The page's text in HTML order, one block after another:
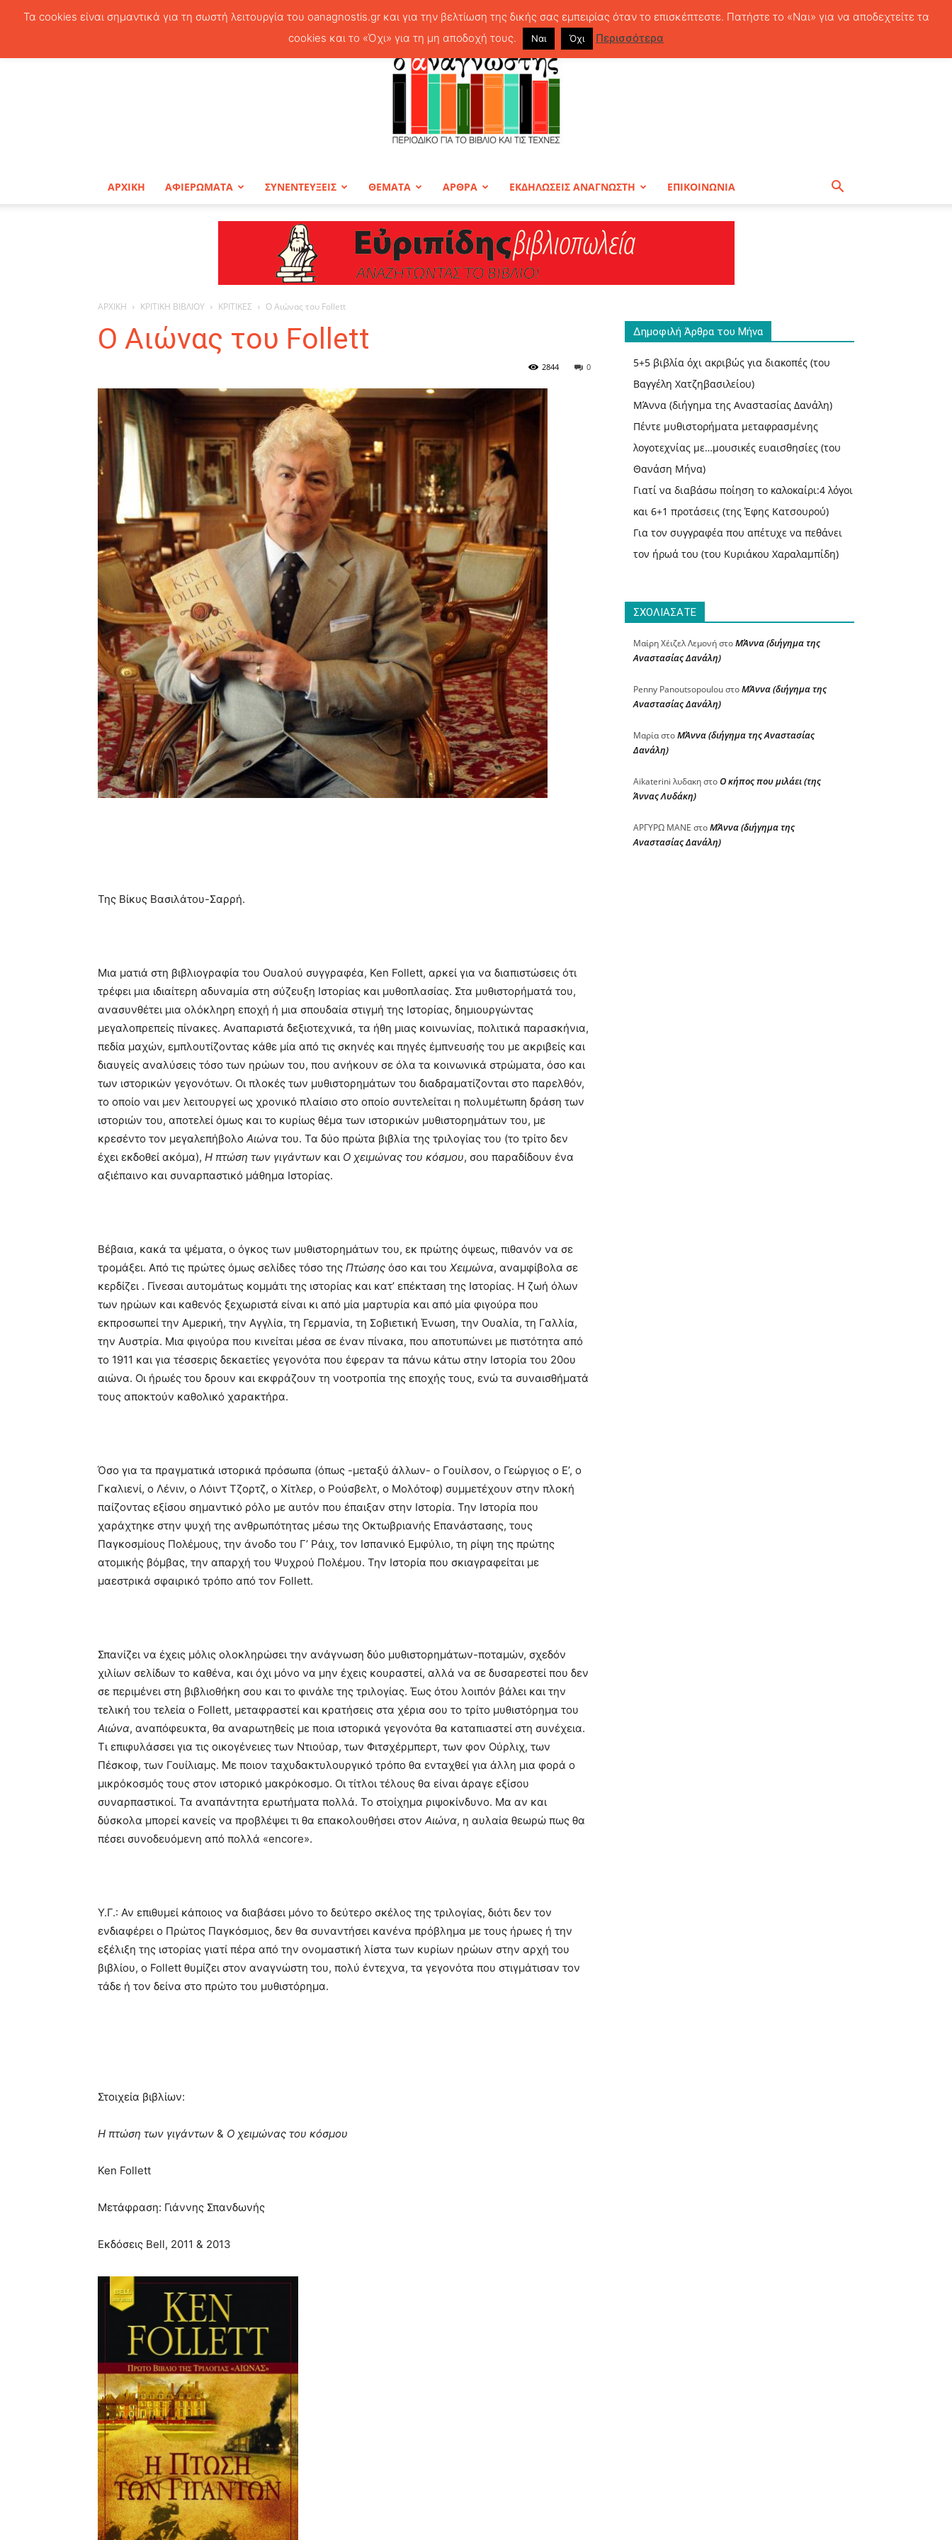
Σάββατο, 8 Αυγούστου, 2026
ΑΝΑΓΝΩΣΤΗΣ
ΓΙΑ
ΒΙΒΛΙΟ
ΚΑΙ
ΑΡΧΙΚΗ ΑΦΙΕΡΩΜΑΤΑ ΣΥΝΕΝΤΕΥΞΕΙΣ ΘΕΜΑΤΑ ΑΡΘΡΑ ΕΚΔΗΛΩΣΕΙΣ ΑΝΑΓΝΩΣΤΗ ΕΠΙΚΟΙΝΩΝΙΑ
ΑΡΧΙΚΗ ΚΡΙΤΙΚΗ ΒΙΒΛΙΟΥ ΚΡΙΤΙΚΕΣ Ο Αιώνας του Follett
Ο Αιώνας του Follett
0
2844
Της Βίκυς Βασιλάτου-Σαρρή.
Mια ματιά στη βιβλιογραφία του Ουαλού συγγραφέα, Ken Follett, αρκεί για να διαπιστώσεις ότι
τρέφει μια ιδιαίτερη αδυναμία στη σύζευξη Ιστορίας και μυθοπλασίας. Στα μυθιστορήματά του,
ανασυνθέτει μια ολόκληρη εποχή ή μια σπουδαία στιγμή της Ιστορίας, δημιουργώντας
μεγαλοπρεπείς πίνακες. Αναπαριστά δεξιοτεχνικά, τα ήθη μιας κοινωνίας, πολιτικά παρασκήνια,
πεδία μαχών, εμπλουτίζοντας κάθε μία από τις σκηνές και πηγές έμπνευσής του με ακριβείς και
διαυγείς αναλύσεις τόσο των ηρώων του, που ανήκουν σε όλα τα κοινωνικά στρώματα, όσο και
των ιστορικών γεγονότων. Οι πλοκές των μυθιστορημάτων του διαδραματίζονται στο παρελθόν,
το οποίο ναι μεν λειτουργεί ως χρονικό πλαίσιο στο οποίο συντελείται η πολυμέτωπη δράση των
ιστοριών του, αποτελεί όμως και το κυρίως θέμα των ιστορικών μυθιστορημάτων του, με
κρεσέντο τον μεγαλεπήβολο Αιώνα του. Τα δύο πρώτα βιβλία της τριλογίας του (το τρίτο δεν
έχει εκδοθεί ακόμα), Η πτώση των γιγάντων και Ο χειμώνας του κόσμου, σου παραδίδουν ένα
αξιέπαινο και συναρπαστικό μάθημα Ιστορίας.
Βέβαια, κακά τα ψέματα, ο όγκος των μυθιστορημάτων του, εκ πρώτης όψεως, πιθανόν να σε
τρομάξει. Από τις πρώτες όμως σελίδες τόσο της Πτώσης όσο και του Χειμώνα, αναμφίβολα σε
κερδίζει . Γίνεσαι αυτομάτως κομμάτι της ιστορίας και κατ’ επέκταση της Ιστορίας. Η ζωή όλων
των ηρώων και καθενός ξεχωριστά είναι κι από μία μαρτυρία και από μία φιγούρα που
εκπροσωπεί την Αμερική, την Αγγλία, τη Γερμανία, τη Σοβιετική Ένωση, την Ουαλία, τη Γαλλία,
την Αυστρία. Μια φιγούρα που κινείται μέσα σε έναν πίνακα, που αποτυπώνει με πιστότητα από
το 1911 και για τέσσερις δεκαετίες γεγονότα που έφεραν τα πάνω κάτω στην Ιστορία του 20ου
αιώνα. Οι ήρωές του δρουν και εκφράζουν τη νοοτροπία της εποχής τους, ενώ τα συναισθήματά
τους αποκτούν καθολικό χαρακτήρα.
Όσο για τα πραγματικά ιστορικά πρόσωπα (όπως -μεταξύ άλλων- ο Γουίλσον, ο Γεώργιος ο Ε’, ο
Γκαλιενί, ο Λένιν, ο Λόιντ Τζορτζ, ο Χίτλερ, ο Ρούσβελτ, ο Μολότοφ) συμμετέχουν στην πλοκή
παίζοντας εξίσου σημαντικό ρόλο με αυτόν που έπαιξαν στην Ιστορία. Την Ιστορία που
χαράχτηκε στην ψυχή της ανθρωπότητας μέσω της Οκτωβριανής Επανάστασης, τους
Παγκοσμίους Πολέμους, την άνοδο του Γ’ Ράιχ, τον Ισπανικό Εμφύλιο, τη ρίψη της πρώτης
ατομικής βόμβας, την απαρχή του Ψυχρού Πολέμου. Την Ιστορία που σκιαγραφείται με
μαεστρικά σφαιρικό τρόπο από τον Follett.
Σπανίζει να έχεις μόλις ολοκληρώσει την ανάγνωση δύο μυθιστορημάτων-ποταμών, σχεδόν
χιλίων σελίδων το καθένα, και όχι μόνο να μην έχεις κουραστεί, αλλά να σε δυσαρεστεί που δεν
σε περιμένει στη βιβλιοθήκη σου και το φινάλε της τριλογίας. Έως ότου λοιπόν βάλει και την
τελική του τελεία ο Follett, μεταφραστεί και κρατήσεις στα χέρια σου το τρίτο μυθιστόρημα του
Αιώνα, αναπόφευκτα, θα αναρωτηθείς με ποια ιστορικά γεγονότα θα καταπιαστεί στη συνέχεια.
Τι επιφυλάσσει για τις οικογένειες των Ντιούαρ, των Φιτσχέρμπερτ, των φον Ούρλιχ, των
Πέσκοφ, των Γουίλιαμς. Με ποιον ταχυδακτυλουργικό τρόπο θα ενταχθεί για άλλη μια φορά ο
μικρόκοσμός τους στον ιστορικό μακρόκοσμο. Οι τίτλοι τέλους θα είναι άραγε εξίσου
συναρπαστικοί. Τα αναπάντητα ερωτήματα πολλά. Το στοίχημα ριψοκίνδυνο. Μα αν και
δύσκολα μπορεί κανείς να προβλέψει τι θα επακολουθήσει στον Αιώνα, η αυλαία θεωρώ πως θα
πέσει συνοδευόμενη από πολλά «encore».
Υ.Γ.: Αν επιθυμεί κάποιος να διαβάσει μόνο το δεύτερο σκέλος της τριλογίας, διότι δεν τον
ενδιαφέρει ο Πρώτος Παγκόσμιος, δεν θα συναντήσει κανένα πρόβλημα με τους ήρωες ή την
εξέλιξη της ιστορίας γιατί πέρα από την ονομαστική λίστα των κυρίων ηρώων στην αρχή του
βιβλίου, ο Follett θυμίζει στον αναγνώστη του, πολύ έντεχνα, τα γεγονότα που στιγμάτισαν τον
τάδε ή τον δείνα στο πρώτο του μυθιστόρημα.
Στοιχεία βιβλίων:
Η πτώση των γιγάντων & Ο χειμώνας του κόσμου
Ken Follett
Μετάφραση: Γιάννης Σπανδωνής
Εκδόσεις Bell, 2011 & 2013
Δημοφιλή Άρθρα του Μήνα
5+5 βιβλία όχι ακριβώς για διακοπές (του
Βαγγέλη Χατζηβασιλείου)
ΜΆννα (διήγημα της Αναστασίας Δανάλη)
Πέντε μυθιστορήματα μεταφρασμένης
λογοτεχνίας με…μουσικές ευαισθησίες (του
Θανάση Μήνα)
Γιατί να διαβάσω ποίηση το καλοκαίρι:4 λόγοι
και 6+1 προτάσεις (της Έφης Κατσουρού)
Για τον συγγραφέα που απέτυχε να πεθάνει
τον ήρωά του (του Κυριάκου Χαραλαμπίδη)
ΣΧΟΛΙΑΣΑΤΕ
Μαίρη Χέιζελ ΛεμονήστοΜΆννα (διήγημα της
Αναστασίας Δανάλη)
Penny PanoutsopoulouστοΜΆννα (διήγημα της
Αναστασίας Δανάλη)
ΜαρίαστοΜΆννα (διήγημα της Αναστασίας
Δανάλη)
Aikaterini λυδακηστοΟ κήπος που μιλάει (της
Άννας Λυδάκη)
ΑΡΓΥΡΩ ΜΑΝΕ στοΜΆννα (διήγημα της
Αναστασίας Δανάλη)
Τα cookies είναι σημαντικά για τη σωστή λειτουργία του oanagnostis.gr και για την βελτίωση της δικής σας εμπειρίας όταν το επισκέπτεστε. Πατήστε το «Ναι» για να αποδεχτείτε τα
cookies και το «Όχι» για τη μη αποδοχή τους.
Ναι Όχι Περισσότερα